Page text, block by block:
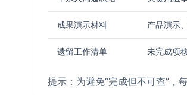
成果演示材料 产品演示
遗留工作清单 未完成项
提示：为避免“完成但不可查”，